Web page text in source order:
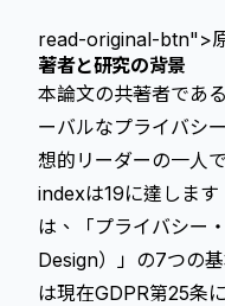
read-original-btn">
著者と研究の背景
本論文の共著者であ
ーバルなプライバシ
想的リーダーの一人
indexは19に達しま
は、「プライバシー
Design）」の7つの
は現在GDPR第25条